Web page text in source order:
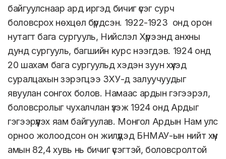
байгуулснаар ард иргэд бичиг үсэг сурч
боловсрох нөхцөл бүрдсэн. 1922-1923 онд орон
нутагт бага сургууль, Нийслэл Хүрээнд анхны
дунд сургууль, багшийн курс нээгдэв. 1924 онд
20 шахам бага сургуульд хэдэн зуун хүүхэд
суралцахын зэрэгцээ ЗХУ-д залуучуудыг
явуулан сонгох болов. Намаас ардын гэгээрэл,
боловсролыг чухалчлан үзэж 1924 онд Ардыг
гэгээрүүлэх яам байгуулав. Монгол Ардын Нам улс
орноо жолоодсон он жилүүдэд БНМАУ-ын нийт хүн
амын 82,4 хувь нь бичиг үсэгтэй, боловсролтой